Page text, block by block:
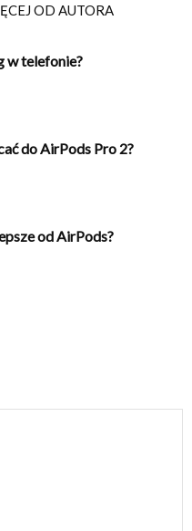
OD AUTORA
w telefonie?
do AirPods Pro 2?
od AirPods?